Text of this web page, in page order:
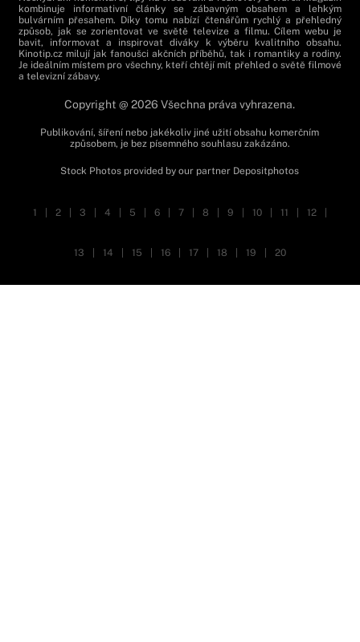
kombinuje informativní články se zábavným obsahem a lehkým
bulvárním přesahem. Díky tomu nabízí čtenářům rychlý a přehledný
způsob, jak se zorientovat ve světě televize a filmu. Cílem webu je
bavit, informovat a inspirovat diváky k výběru kvalitního obsahu.
Kinotip.cz milují jak fanoušci akčních příběhů, tak i romantiky a rodiny.
Je ideálním místem pro všechny, kteří chtějí mít přehled o světě filmové
a televizní zábavy.
Copyright @ 2026 Všechna práva vyhrazena.
Publikování, šíření nebo jakékoliv jiné užití obsahu komerčním
způsobem, je bez písemného souhlasu zakázáno.
Stock Photos provided by our partner Depositphotos
1 2 3 4 5 6 7 8 9 10 11 12
13 14 15 16 17 18 19 20